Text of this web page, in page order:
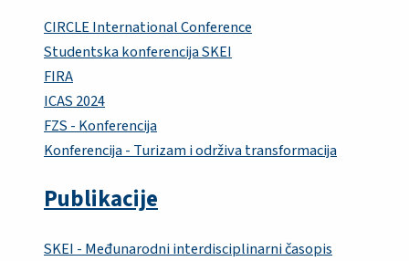
CIRCLE International Conference
Studentska konferencija SKEI
FIRA
ICAS 2024
FZS - Konferencija
Konferencija - Turizam i održiva transformacija
Publikacije
SKEI - Međunarodni interdisciplinarni časopis